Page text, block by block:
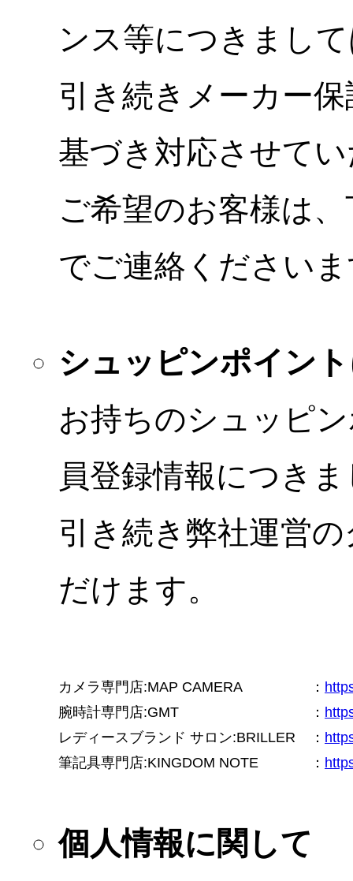
ンス等につきまし
引き続きメーカー
基づき対応させて
ご希望のお客様は
でご連絡ください
シュッピンポイン
お持ちのシュッピ
員登録情報につき
引き続き弊社運営
だけます。
カメラ専門店:MAP CAMERA ：
腕時計専門店:GMT
：
レディースブランド サロン:BRILLER
：
筆記具専門店:KINGDOM NOTE
：
個人情報に関して